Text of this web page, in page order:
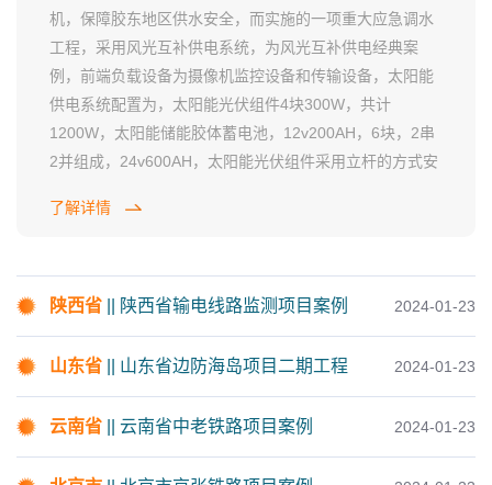
浙江省
浙江省核能供热示范一期工程项
目案例
陕西省 陕西省输电线路监测项目案例
山东省 山东省威海边防海岛项目案例
机，保障胶东地区供水安全，而实施的一项重大应急调水
工程，采用风光互补供电系统，为风光互补供电经典案
例，前端负载设备为摄像机监控设备和传输设备，太阳能
供电系统配置为，太阳能光伏组件4块300W，共计
1200W，太阳能储能胶体蓄电池，12v200AH，6块，2串
2并组成，24v600AH，太阳能光伏组件采用立杆的方式安
控设备和传输设备提供了可靠的电力保障。
了解详情
陕西省 || 陕西省输电线路监测项目案例 2024-01-23
山东省 || 山东省边防海岛项目二期工程 2024-01-23
云南省 || 云南省中老铁路项目案例 2024-01-23